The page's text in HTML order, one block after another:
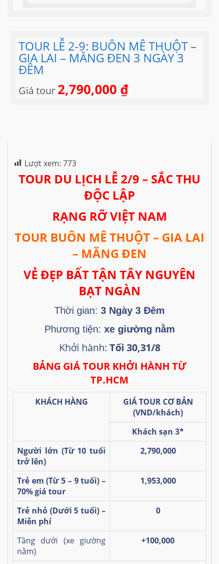
TOUR LỄ 2-9: BUÔN MÊ THUỘT –
GIA LAI – MĂNG ĐEN 3 NGÀY 3
ĐÊM
Giá tour 2,790,000 ₫
Lượt xem: 773
TOUR DU LỊCH LỄ 2/9 – SẮC THU
ĐỘC LẬP
RẠNG RỠ VIỆT NAM
TOUR BUÔN MÊ THUỘT – GIA LAI
– MĂNG ĐEN
VẺ ĐẸP BẤT TẬN TÂY NGUYÊN
BẠT NGÀN
Thời gian: 3 Ngày 3 Đêm
Phương tiện: xe giường nằm
Khởi hành: Tối 30,31/8
BẢNG GIÁ TOUR KHỞI HÀNH TỪ
TP.HCM
KHÁCH HÀNG
GIÁ TOUR CƠ BẢN
(VND/khách)
Khách sạn 3*
Người lớn (Từ 10 tuổi
trở lên)
2,790,000
Trẻ em (Từ 5 – 9 tuổi) –
70% giá tour
1,953,000
Trẻ nhỏ (Dưới 5 tuổi) –
Miễn phí
0
Tầng dưới (xe giường
nằm)
+100,000